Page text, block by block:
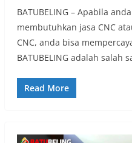
BATUBELING – Apabila
membutuhkan jasa CNC
CNC, anda bisa
BATUBELING adalah salah
Read More